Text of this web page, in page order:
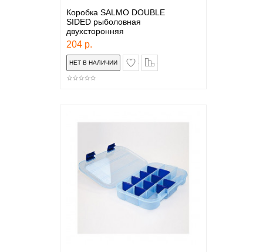
Коробка SALMO DOUBLE
SIDED рыболовная
двухсторонняя
204 р.
в закладки